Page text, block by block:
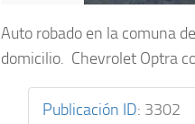
Auto robado en la comuna
domicilio. Chevrolet Optra
Publicación ID: 3302